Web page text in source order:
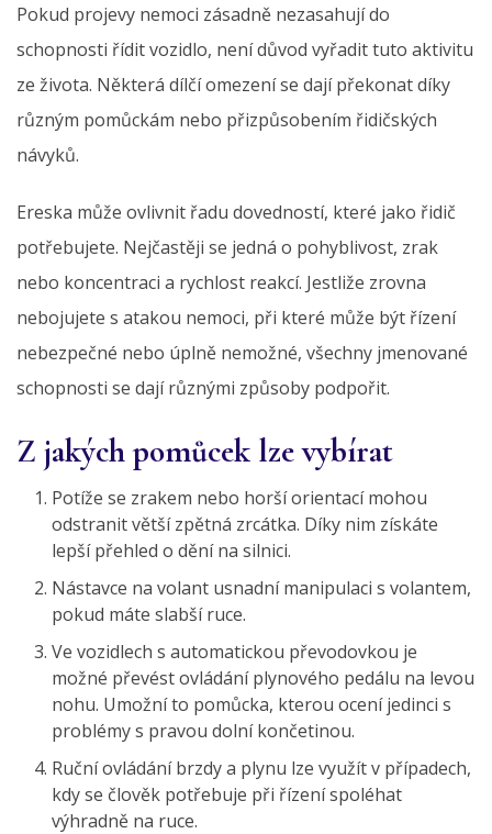
Pokud projevy nemoci zásadně nezasahují do
schopnosti řídit vozidlo, není důvod vyřadit tuto aktivitu
ze života. Některá dílčí omezení se dají překonat díky
různým pomůckám nebo přizpůsobením řidičských
návyků.
Ereska může ovlivnit řadu dovedností, které jako řidič
potřebujete. Nejčastěji se jedná o pohyblivost, zrak
nebo koncentraci a rychlost reakcí. Jestliže zrovna
nebojujete s atakou nemoci, při které může být řízení
nebezpečné nebo úplně nemožné, všechny jmenované
schopnosti se dají různými způsoby podpořit.
Z jakých pomůcek lze vybírat
Potíže se zrakem nebo horší orientací mohou
odstranit větší zpětná zrcátka. Díky nim získáte
lepší přehled o dění na silnici.
Nástavce na volant usnadní manipulaci s volantem,
pokud máte slabší ruce.
Ve vozidlech s automatickou převodovkou je
možné převést ovládání plynového pedálu na levou
nohu. Umožní to pomůcka, kterou ocení jedinci s
problémy s pravou dolní končetinou.
Ruční ovládání brzdy a plynu lze využít v případech,
kdy se člověk potřebuje při řízení spoléhat
výhradně na ruce.